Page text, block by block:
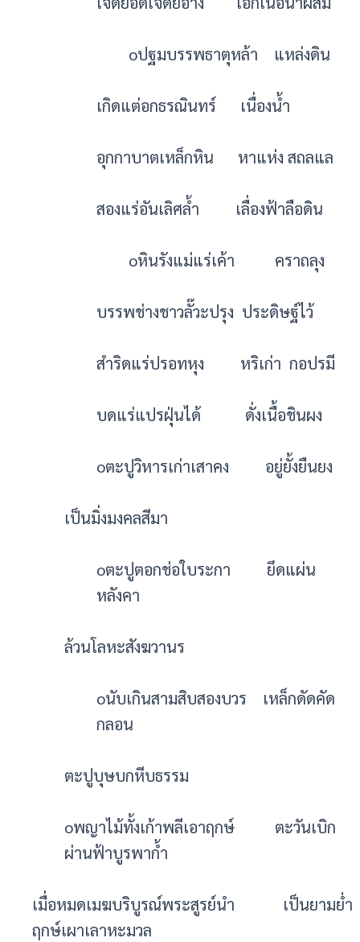
oปฐมบรรพธาตุหล้า แหล่งดิน
เกิดแต่อกธรณินทร์ เนื่องน้ำ
อุกกาบาตเหล็กหิน หาแห่ง สถลแล
สองแร่อันเลิศล้ำ เลื่องฟ้าลือดิน
oหินรังแม่แร่เค้า คราถลุง
บรรพช่างชาวลั๊วะปรุง ประดิษฐ์ไว้
สำริดแร่ปรอทหุง หริเก่า กอปรมี
บดแร่แปรฝุ่นได้ ดั่งเนื้อชินผง
oตะปูวิหารเก่าเสาคง อยู่ยั้งยืนยง
เป็นมิ่งมงคลสีมา
oตะปูตอกช่อใบระกา ยึดแผ่น
หลังคา
ล้วนโลหะสังฆวานร
oนับเกินสามสิบสองบวร เหล็กดัดคัด
กลอน
ตะปูบุษบกหีบธรรม
oพญาไม้ทั้งเก้าพลีเอาฤกษ์ ตะวันเบิก
ผ่านฟ้าบูรพาก้ำ
เมื่อหมดเมฆบริบูรณ์พระสูรย์นำ เป็นยามย่ำ
ฤกษ์เผาเลาหะมวล